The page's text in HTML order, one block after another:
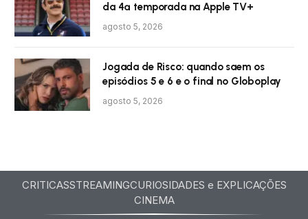
da 4ª temporada na Apple TV+
agosto 5, 2026
Jogada de Risco: quando saem os
episódios 5 e 6 e o final no Globoplay
agosto 5, 2026
CRITICASSTREAMINGCURIOSIDADES e EXPLICAÇÕES
CINEMA